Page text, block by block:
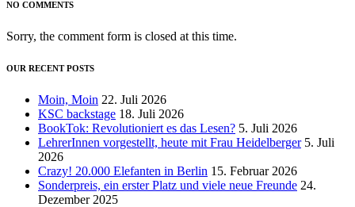
NO COMMENTS
Sorry, the comment form is closed at this time.
OUR RECENT POSTS
Moin, Moin 22. Juli 2026
KSC backstage 18. Juli 2026
BookTok: Revolutioniert es das Lesen? 5. Juli 2026
LehrerInnen vorgestellt, heute mit Frau Heidelberger 5. Juli
2026
Crazy! 20.000 Elefanten in Berlin 15. Februar 2026
Sonderpreis, ein erster Platz und viele neue Freunde 24.
Dezember 2025